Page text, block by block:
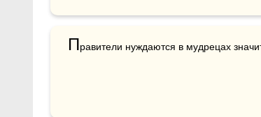
Правители нуждаются в мудрецах